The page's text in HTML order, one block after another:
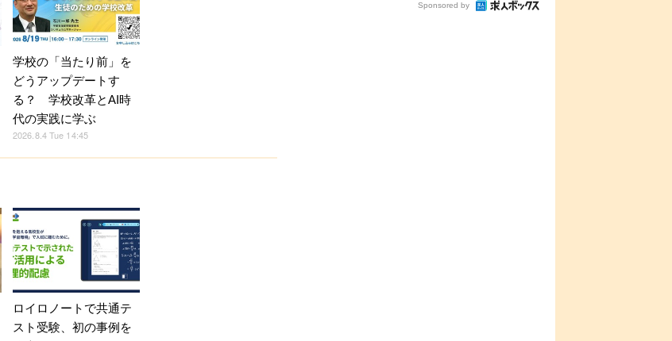
学校の「当たり前」を
どうアップデートす
る？ 学校改革とAI時
代の実践に学ぶ
2026.8.4 Tue 14:45
ロイロノートで共通テ
スト受験、初の事例を
Sponsored by